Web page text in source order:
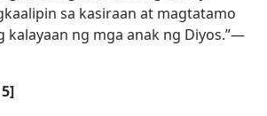
sa kasiraan at magtatamo
kalayaan ng mga anak ng Diyos.”​—